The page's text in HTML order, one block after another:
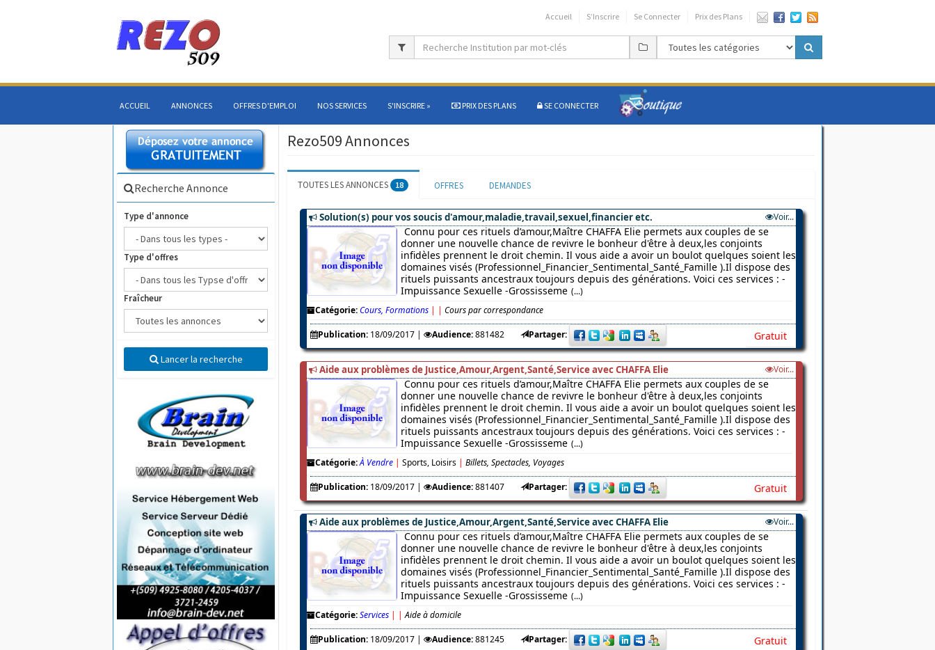
Accueil S’Inscrire Se Connecter Prix des Plans
ACCUEIL ANNONCES OFFRES D'EMPLOI NOS SERVICES S'INSCRIRE » PRIX DES PLANS SE CONNECTER
Recherche Annonce
Type d'annonce
Type d'offres
Fraîcheur
Lancer la recherche
Rezo509 Annonces
TOUTES LES ANNONCES 18 OFFRES DEMANDES
Solution(s) pour vos soucis d'amour,maladie,travail,sexuel,financier etc. Voir...
Connu pour ces rituels d’amour,Maître CHAFFA Elie permets aux couples de se
donner une nouvelle chance de revivre le bonheur d'être à deux,les conjoints
infidèles prennent le droit chemin. Il vous aide a avoir un boulot quelques soient les
domaines visés (Professionnel_Financier_Sentimental_Santé_Famille ).Il dispose des
rituels puissants ancestraux toujours depuis des générations. Voici ces services : -
Impuissance Sexuelle -Grossisseme (...)
Catégorie: Cours, Formations | | Cours par correspondance
Publication: 18/09/2017| Audience: 881482 Partager: Gratuit
Aide aux problèmes de Justice,Amour,Argent,Santé,Service avec CHAFFA Elie Voir...
Connu pour ces rituels d’amour,Maître CHAFFA Elie permets aux couples de se
donner une nouvelle chance de revivre le bonheur d'être à deux,les conjoints
infidèles prennent le droit chemin. Il vous aide a avoir un boulot quelques soient les
domaines visés (Professionnel_Financier_Sentimental_Santé_Famille ).Il dispose des
rituels puissants ancestraux toujours depuis des générations. Voici ces services : -
Impuissance Sexuelle -Grossisseme (...)
Catégorie:À Vendre | Sports, Loisirs | Billets, Spectacles, Voyages
Publication: 18/09/2017| Audience: 881407 Partager: Gratuit
Aide aux problèmes de Justice,Amour,Argent,Santé,Service avec CHAFFA Elie Voir...
Connu pour ces rituels d’amour,Maître CHAFFA Elie permets aux couples de se
donner une nouvelle chance de revivre le bonheur d'être à deux,les conjoints
infidèles prennent le droit chemin. Il vous aide a avoir un boulot quelques soient les
domaines visés (Professionnel_Financier_Sentimental_Santé_Famille ).Il dispose des
rituels puissants ancestraux toujours depuis des générations. Voici ces services : -
Impuissance Sexuelle -Grossisseme (...)
Catégorie: Services | | Aide à domicile
Publication: 18/09/2017| Audience: 881245 Partager: Gratuit